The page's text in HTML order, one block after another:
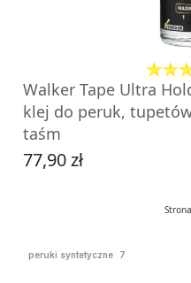
Walker Tape Ultra
klej do peruk,
taśm
Cena
77,90 zł
Strona
peruki syntetyczne 7